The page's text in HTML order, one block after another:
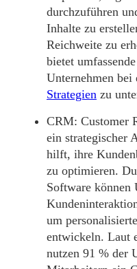
durchzuführen
Inhalte zu
Reichweite zu
bietet
Unternehmen bei
Strategien zu
CRM: Customer
ein strategischer
hilft, ihre
zu optimieren.
Software können
um
entwickeln. Laut
nutzen 91 % der